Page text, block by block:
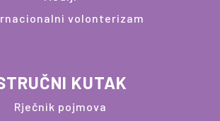
volonterizam
KUTAK
Rječnik pojmova